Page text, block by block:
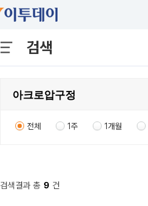
검색
전체 1주 1개월
검색결과 총 9 건